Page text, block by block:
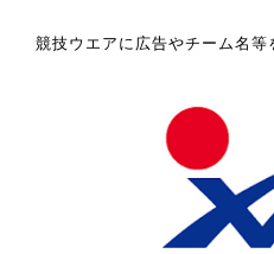
競技ウエアに広告やチーム名